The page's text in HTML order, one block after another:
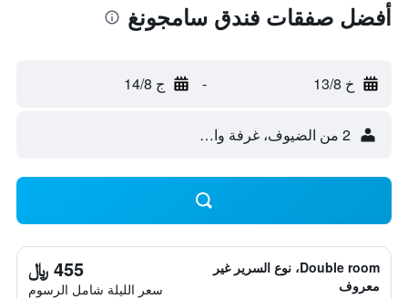
أفضل صفقات فندق سامجونغ
خ 13/8 - ج 14/8
2 من الضيوف، غرفة واحدة
Double room، نوع السرير غير
معروف
455 ﷼
سعر الليلة شامل الرسوم